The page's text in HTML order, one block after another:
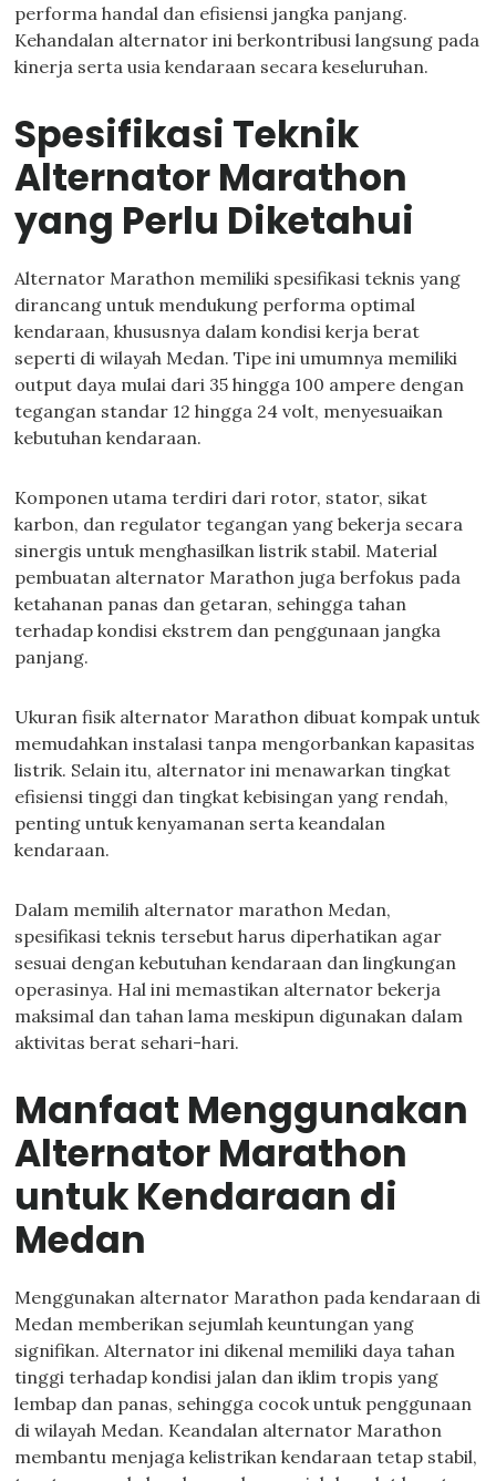
performa handal dan efisiensi jangka panjang.
Kehandalan alternator ini berkontribusi langsung pada
kinerja serta usia kendaraan secara keseluruhan.
Spesifikasi Teknik
Alternator Marathon
yang Perlu Diketahui
Alternator Marathon memiliki spesifikasi teknis yang
dirancang untuk mendukung performa optimal
kendaraan, khususnya dalam kondisi kerja berat
seperti di wilayah Medan. Tipe ini umumnya memiliki
output daya mulai dari 35 hingga 100 ampere dengan
tegangan standar 12 hingga 24 volt, menyesuaikan
kebutuhan kendaraan.
Komponen utama terdiri dari rotor, stator, sikat
karbon, dan regulator tegangan yang bekerja secara
sinergis untuk menghasilkan listrik stabil. Material
pembuatan alternator Marathon juga berfokus pada
ketahanan panas dan getaran, sehingga tahan
terhadap kondisi ekstrem dan penggunaan jangka
panjang.
Ukuran fisik alternator Marathon dibuat kompak untuk
memudahkan instalasi tanpa mengorbankan kapasitas
listrik. Selain itu, alternator ini menawarkan tingkat
efisiensi tinggi dan tingkat kebisingan yang rendah,
penting untuk kenyamanan serta keandalan
kendaraan.
Dalam memilih alternator marathon Medan,
spesifikasi teknis tersebut harus diperhatikan agar
sesuai dengan kebutuhan kendaraan dan lingkungan
operasinya. Hal ini memastikan alternator bekerja
maksimal dan tahan lama meskipun digunakan dalam
aktivitas berat sehari-hari.
Manfaat Menggunakan
Alternator Marathon
untuk Kendaraan di
Medan
Menggunakan alternator Marathon pada kendaraan di
Medan memberikan sejumlah keuntungan yang
signifikan. Alternator ini dikenal memiliki daya tahan
tinggi terhadap kondisi jalan dan iklim tropis yang
lembap dan panas, sehingga cocok untuk penggunaan
di wilayah Medan. Keandalan alternator Marathon
membantu menjaga kelistrikan kendaraan tetap stabil,